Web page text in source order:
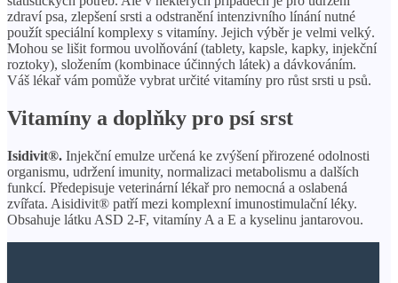
zdraví psa, zlepšení srsti a odstranění intenzivního línání nutné
použít speciální komplexy s vitamíny. Jejich výběr je velmi velký.
Mohou se lišit formou uvolňování (tablety, kapsle, kapky, injekční
roztoky), složením (kombinace účinných látek) a dávkováním.
Váš lékař vám pomůže vybrat určité vitamíny pro růst srsti u psů.
Vitamíny a doplňky pro psí srst
Isidivit®. Injekční emulze určená ke zvýšení přirozené odolnosti
organismu, udržení imunity, normalizaci metabolismu a dalších
funkcí. Předepisuje veterinární lékař pro nemocná a oslabená
zvířata. Aisidivit® patří mezi komplexní imunostimulační léky.
Obsahuje látku ASD 2-F, vitamíny A a E a kyselinu jantarovou.